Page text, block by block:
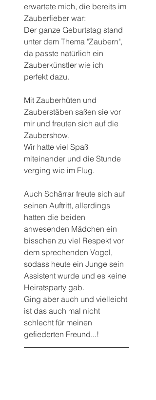
erwartete mich, die bereits im
Zauberfieber war:
Der ganze Geburtstag stand
unter dem Thema "Zaubern",
da passte natürlich ein
Zauberkünstler wie ich
perfekt dazu.
Mit Zauberhüten und
Zauberstäben saßen sie vor
mir und freuten sich auf die
Zaubershow.
Wir hatte viel Spaß
miteinander und die Stunde
verging wie im Flug.
Auch Schärrar freute sich auf
seinen Auftritt, allerdings
hatten die beiden
anwesenden Mädchen ein
bisschen zu viel Respekt vor
dem sprechenden Vogel,
sodass heute ein Junge sein
Assistent wurde und es keine
Heiratsparty gab.
Ging aber auch und vielleicht
ist das auch mal nicht
schlecht für meinen
gefiederten Freund...!